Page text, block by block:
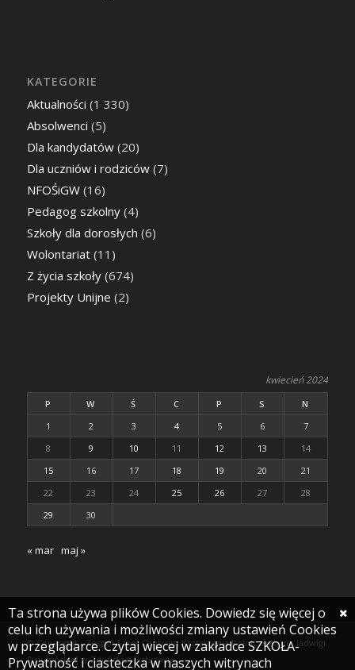
KATEGORIE
Aktualności (1 330)
Absolwenci (5)
Dla kandydatów(20)
Dla uczniów i rodziców(7)
NFOŚiGW(16)
Pedagog szkolny(4)
Szkoły dla dorosłych (6)
Wolontariat(11)
Z życia szkoły(674)
Projekty Unijne (2)
kwiecień 2024
P W Ś C P S
N
1
2 3 4 5 6
7
8
9 10 11 12 13
14
15
16 17 18 19 20
21
22
23 24 25 26 27
28
29
30
« mar maj »
© Copyright - Zespół Szkół Centrum Kształcenia Rolniczego im. Jadwigi
Dziubińskiej w Zduńskiej Dąbrowie
Ta strona używa plików Cookies. Dowiedz się więcej o
celu ich używania i możliwości zmiany ustawień Cookies
w przeglądarce. Czytaj więcej w zakładce SZKOŁA-
Prywatność i ciasteczka w naszych witrynach